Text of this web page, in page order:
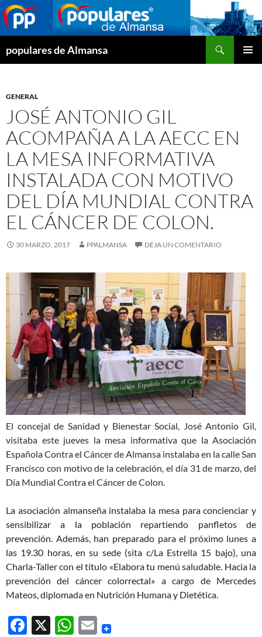
populares de Almansa
GENERAL
JOSÉ ANTONIO GIL
ACOMPAÑA A LA AECC EN
LA MESA INFORMATIVA
INSTALADA CON MOTIVO
DEL DÍA MUNDIAL CONTRA
EL CÁNCER DE COLON.
30 MARZO, 2017 PPALMANSA DEJA UN COMENTARIO
El concejal de Sanidad y Bienestar Social, José Antonio Gil,
visitaba este jueves la mesa informativa que la Asociación
Española Contra el Cáncer de Almansa instalaba en la calle San
Francisco con motivo de la celebración, el día 31 de marzo, del
Día Mundial Contra el Cáncer de Colon.
La asociación almanseña instalaba la mesa para concienciar y
sensibilizar a la población repartiendo panfletos de
prevención. Además, han preparado para el próximo lunes a
las 19.30 horas, en su sede (sita c/La Estrella 15 bajo), una
Charla-Taller con el título «Elabora tu menú saludable. Hacia la
prevención del cáncer colorrectal» a cargo de Mercedes
Mateos, diplomada en Nutrición Humana y Dietética.
F
X
W E